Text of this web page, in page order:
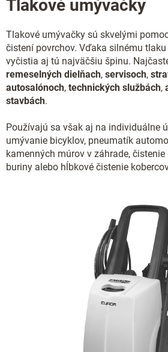
a
c
e
p
r
v
k
p
i
s
u
Tlakové umývačky
Tlakové umývačky sú skvelými
čistení povrchov. Vďaka silnému
vyčistia aj tú najväčšiu špinu.
remeselných dielňach, servisoch,
autosalónoch, technických službách,
stavbách.
Používajú sa však aj na individuálne
umývanie bicyklov, pneumatík
kamenných múrov v záhrade,
buriny alebo hĺbkové čistenie